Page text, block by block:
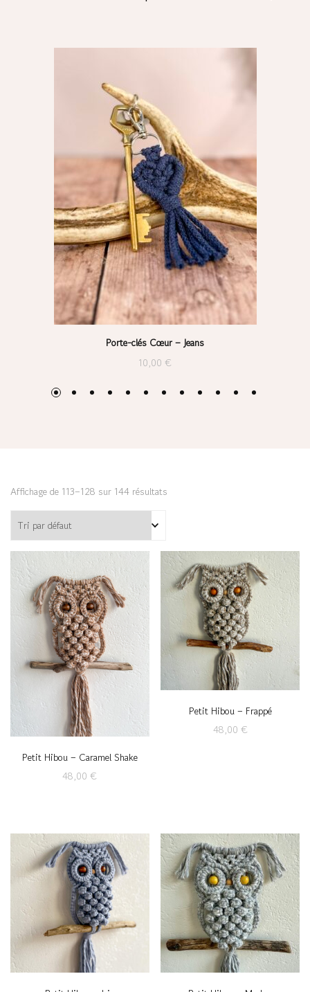
Porte-clés Cœur – Jeans
10,00 €
Affichage de 113–128 sur 144 résultats
Petit Hibou – Caramel Shake
48,00€
Petit Hibou – Frappé
48,00 €